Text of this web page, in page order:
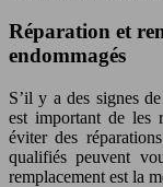
Réparation et
endommagés
S’il y a des signes
est important de les
éviter des
qualifiés peuvent
remplacement est la